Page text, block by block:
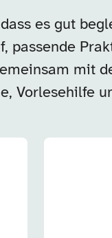
es gut
passende
mit
Vorlesehilfe